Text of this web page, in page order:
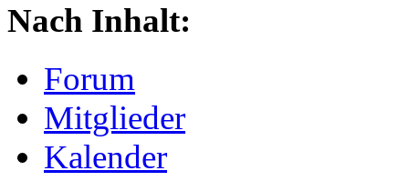
Nach Inhalt:
Forum
Mitglieder
Kalender